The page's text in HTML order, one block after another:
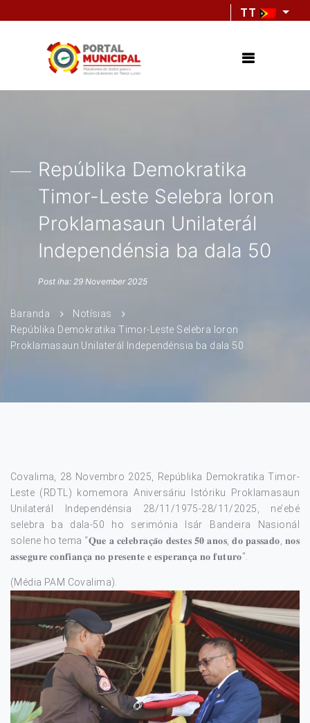
TT
Repúblika Demokratika
Timor-Leste Selebra loron
Proklamasaun Unilaterál
Independénsia ba dala 50
Post iha: 29 November 2025
Baranda
Notísias
Repúblika Demokratika Timor-Leste Selebra loron
Proklamasaun Unilaterál Independénsia ba dala 50
Covalima, 28 Novembro 2025, Repúblika Demokratika Timor-
Leste (RDTL) komemora Aniversáriu Istóriku Proklamasaun
Unilaterál Independénsia 28/11/1975-28/11/2025, ne’ebé
selebra ba dala-50 ho serimónia Isár Bandeira Nasionál
solene ho tema “𝐐𝐮𝐞 𝐚 𝐜𝐞𝐥𝐞𝐛𝐫𝐚𝐜̧𝐚̃𝐨 𝐝𝐞𝐬𝐭𝐞𝐬 𝟓𝟎 𝐚𝐧𝐨𝐬, 𝐝𝐨 𝐩𝐚𝐬𝐬𝐚𝐝𝐨, 𝐧𝐨𝐬
𝐚𝐬𝐬𝐞𝐠𝐮𝐫𝐞 𝐜𝐨𝐧𝐟𝐢𝐚𝐧𝐜̧𝐚 𝐧𝐨 𝐩𝐫𝐞𝐬𝐞𝐧𝐭𝐞 𝐞 𝐞𝐬𝐩𝐞𝐫𝐚𝐧𝐜̧𝐚 𝐧𝐨 𝐟𝐮𝐭𝐮𝐫𝐨”.
(Média PAM Covalima).